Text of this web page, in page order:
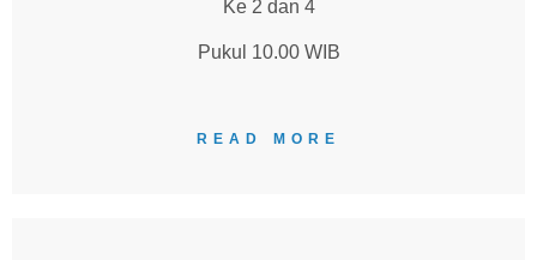
Ke 2 dan 4
Pukul 10.00 WIB
READ MORE